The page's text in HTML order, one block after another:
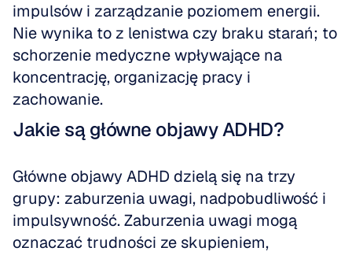
impulsów i zarządzanie poziomem energii.
Nie wynika to z lenistwa czy braku starań; to
schorzenie medyczne wpływające na
koncentrację, organizację pracy i
zachowanie.
Jakie są główne objawy ADHD?
Główne objawy ADHD dzielą się na trzy
grupy: zaburzenia uwagi, nadpobudliwość i
impulsywność. Zaburzenia uwagi mogą
oznaczać trudności ze skupieniem,